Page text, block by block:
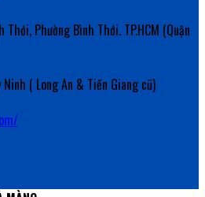
Phường Bình Thới. TP.HCM (Quận
( Long An & Tiền Giang cũ)